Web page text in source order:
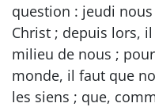
question : jeudi nous
Christ ; depuis lors,
milieu de nous ;
monde, il faut que
les siens ; que,